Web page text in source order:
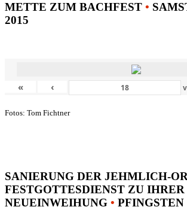
METTE ZUM BACHFEST •
2015
« ‹
Fotos: Tom Fichtner
SANIERUNG DER JEHMLICH-
FESTGOTTESDIENST ZU IHRER
NEUEINWEIHUNG • PFINGSTEN